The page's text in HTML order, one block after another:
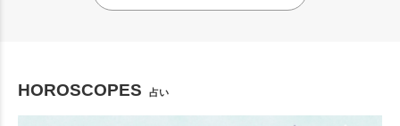
HOROSCOPES 占い